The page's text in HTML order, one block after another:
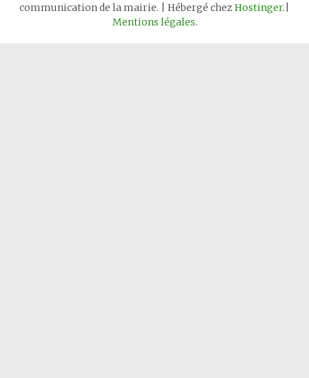
communication de la mairie. | Hébergé chez Hostinger.|
Mentions légales.